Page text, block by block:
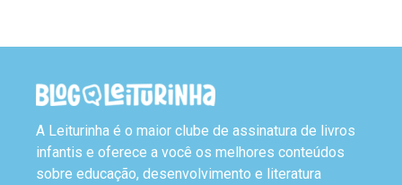
A Leiturinha é o maior clube de assinatura de livros
infantis e oferece a você os melhores conteúdos
sobre educação, desenvolvimento e literatura